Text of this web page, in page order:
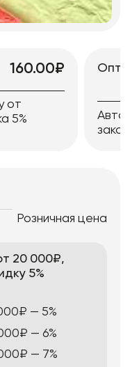
160.00₽
от
5%
Розничная цена
20 000₽,
5%
— 5%
— 6%
— 7%